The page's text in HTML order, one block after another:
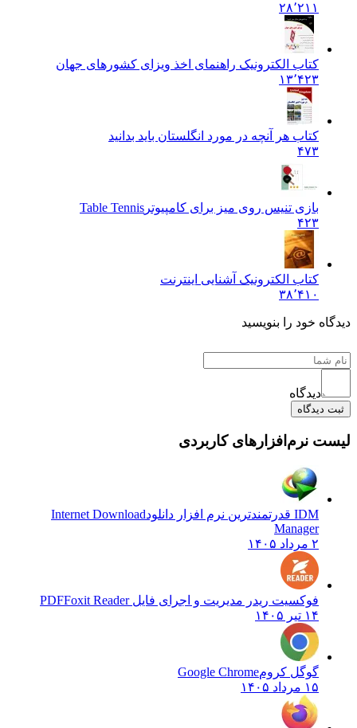
۲۸٬۲۱۱
کتاب الکترونیک راهنمای اخذ ویزای کشورهای جهان
۱۳٬۴۲۳
کتاب هر آنچه در مورد انگلستان باید بدانید
۴۷۳
بازی تنیس روی میز برای کامپیوتر Table Tennis
۴۲۳
کتاب الکترونیک آشنایی اینترنت
۳۸٬۴۱۰
دیدگاه خود را بنویسید
دیدگاه
ثبت دیدگاه
لیست نرم‌افزارهای کاربردی
IDM قدرتمندترین نرم افزار دانلود
Internet Download
Manager
۲ مرداد ۱۴۰۵
فوکسیت ریدر مدیریت و اجرای فایل PDFFoxit Reader
۱۴ تیر ۱۴۰۵
گوگل کرومGoogle Chrome
۱۵ مرداد ۱۴۰۵